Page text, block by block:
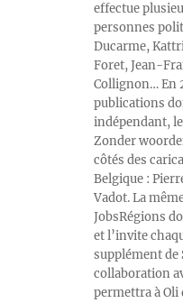
effectue
personnes
Ducarme,
Foret, Jean-
Collignon… En
publications
indépendant,
Zonder
côtés des
Belgique :
Vadot. La
JobsRégions
et l’invite
supplément de
collaboration
permettra à Oli